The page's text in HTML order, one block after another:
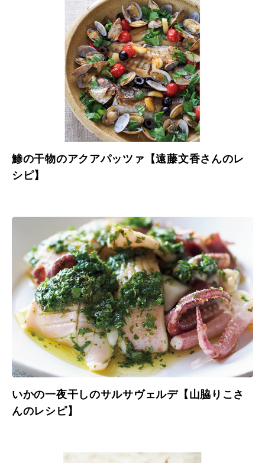
鯵の干物のアクアパッツァ【遠藤文香さんのレ
シピ】
いかの一夜干しのサルサヴェルデ【山脇りこさ
んのレシピ】